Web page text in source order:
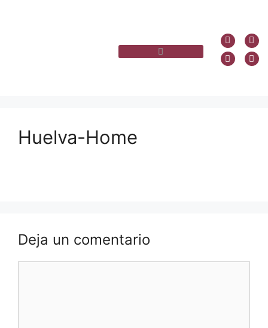
Huelva-Home
Deja un comentario